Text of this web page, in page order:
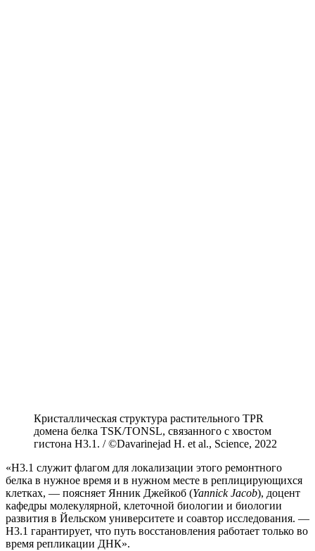
Кристаллическая структура растительного TPR
домена белка TSK/TONSL, связанного с хвостом
гистона H3.1. / ©Davarinejad H. et al., Science, 2022
«H3.1 служит флагом для локализации этого ремонтного
белка в нужное время и в нужном месте в реплицирующихся
клетках, — поясняет Янник Джейкоб (Yannick Jacob), доцент
кафедры молекулярной, клеточной биологии и биологии
развития в Йельском университете и соавтор исследования. —
H3.1 гарантирует, что путь восстановления работает только во
время репликации ДНК».